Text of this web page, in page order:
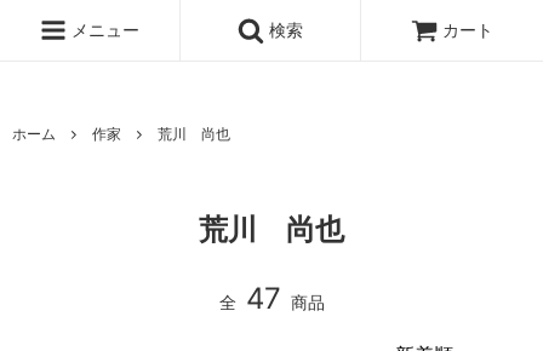
メニュー
検索 カート
ホーム 作家 荒川 尚也
荒川 尚也
全 47 商品